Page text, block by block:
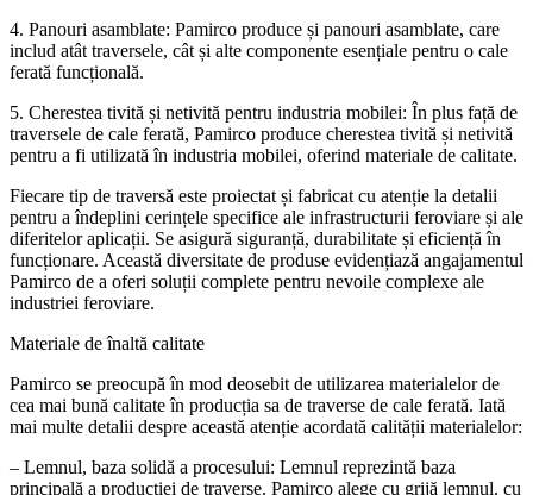
4. Panouri asamblate: Pamirco produce și panouri asamblate, care
includ atât traversele, cât și alte componente esențiale pentru o cale
ferată funcțională.
5. Cherestea tivită și netivită pentru industria mobilei: În plus față de
traversele de cale ferată, Pamirco produce cherestea tivită și netivită
pentru a fi utilizată în industria mobilei, oferind materiale de calitate.
Fiecare tip de traversă este proiectat și fabricat cu atenție la detalii
pentru a îndeplini cerințele specifice ale infrastructurii feroviare și ale
diferitelor aplicații. Se asigură siguranță, durabilitate și eficiență în
funcționare. Această diversitate de produse evidențiază angajamentul
Pamirco de a oferi soluții complete pentru nevoile complexe ale
industriei feroviare.
Materiale de înaltă calitate
Pamirco se preocupă în mod deosebit de utilizarea materialelor de
cea mai bună calitate în producția sa de traverse de cale ferată. Iată
mai multe detalii despre această atenție acordată calității materialelor:
– Lemnul, baza solidă a procesului: Lemnul reprezintă baza
principală a producției de traverse. Pamirco alege cu grijă lemnul, cu